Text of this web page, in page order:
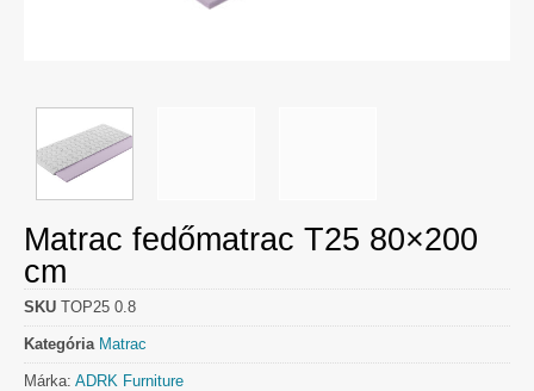
Matrac fedőmatrac T25 80×200
cm
SKU TOP25 0.8
Kategória Matrac
Márka: ADRK Furniture